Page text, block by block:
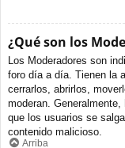
¿Qué son los
Los Moderadores son
foro día a día. Tienen la
cerrarlos, abrirlos,
moderan.
que los usuarios se
contenido malicioso.
Arriba